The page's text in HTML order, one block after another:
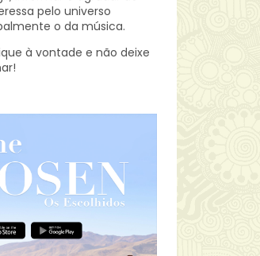
pelo universo
o da música.
à vontade e não deixe